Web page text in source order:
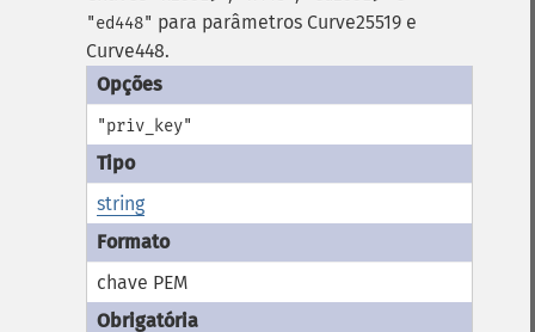
"ed448" para parâmetros Curve25519 e
Curve448.
"priv_key"
string
chave PEM